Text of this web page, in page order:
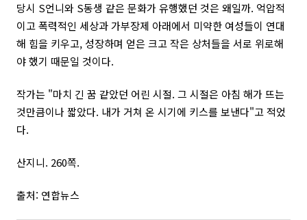
당시 S언니와 S동생 같은 문화가 유행했던 것은 왜일까. 억압적
이고 폭력적인 세상과 가부장제 아래에서 미약한 여성들이 연대
해 힘을 키우고, 성장하며 얻은 크고 작은 상처들을 서로 위로해
야 했기 때문일 것이다.
작가는 "마치 긴 꿈 같았던 어린 시절. 그 시절은 아침 해가 뜨는
것만큼이나 짧았다. 내가 거쳐 온 시기에 키스를 보낸다"고 적었
다.
산지니. 260쪽.
출처: 연합뉴스